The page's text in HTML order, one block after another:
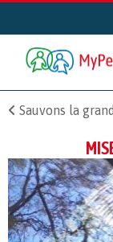
Sauvons la